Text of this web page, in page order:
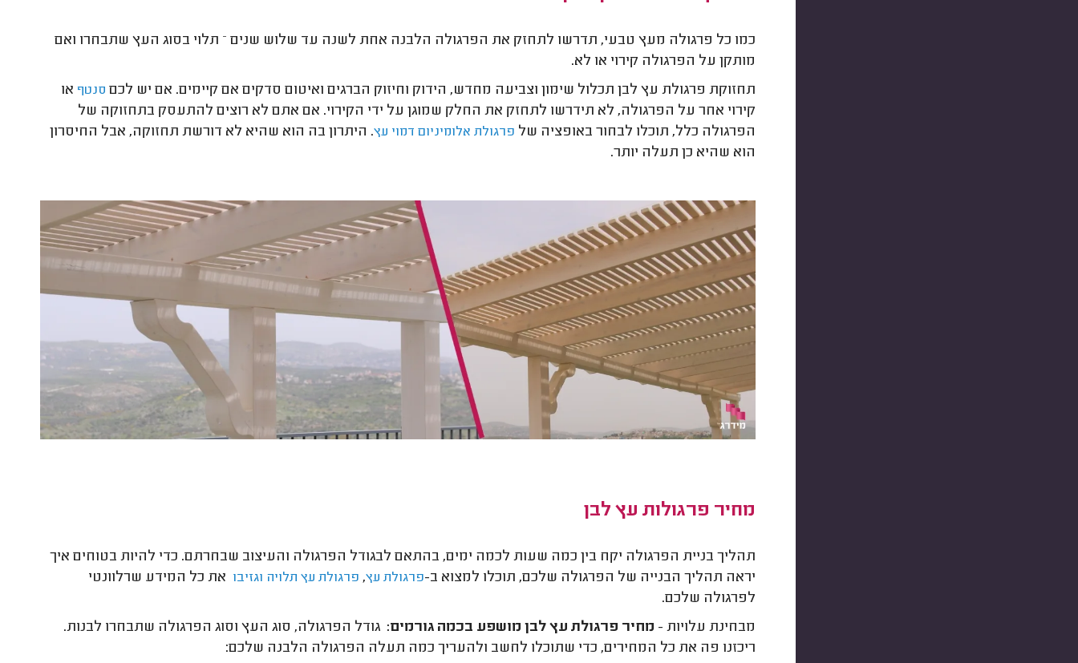
כמו כל פרגולה מעץ טבעי, תדרשו לתחזק את הפרגולה הלבנה אחת לשנה עד שלוש שנים – תלוי בסוג העץ שתבחרו ואם
מותקן על הפרגולה קירוי או לא.
תחזוקת פרגולת עץ לבן תכלול שימון וצביעה מחדש, הידוק וחיזוק הברגים ואיטום סדקים אם קיימים. אם יש לכם סנטףאו
קירוי אחר על הפרגולה, לא תידרשו לתחזק את החלק שמוגן על ידי הקירוי. אם אתם לא רוצים להתעסק בתחזוקה של
הפרגולה כלל, תוכלו לבחור באופציה של פרגולת אלומיניום דמוי עץ. היתרון בה הוא שהיא לא דורשת תחזוקה, אבל החיסרון
הוא שהיא כן תעלה יותר.
מחיר פרגולות עץ לבן
תהליך בניית הפרגולה יקח בין כמה שעות לכמה ימים, בהתאם לבגודל הפרגולה והעיצוב שבחרתם. כדי להיות בטוחים איך
יראה תהליך הבנייה של הפרגולה שלכם, תוכלו למצוא ב-פרגולת עץ, פרגולת עץ תלויה וגזיבו את כל המידע שרלוונטי
לפרגולה שלכם.
מבחינת עלויות - מחיר פרגולת עץ לבן מושפע בכמה גורמים: גודל הפרגולה, סוג העץ וסוג הפרגולה שתבחרו לבנות.
ריכזנו פה את כל המחירים, כדי שתוכלו לחשב ולהעריך כמה תעלה הפרגולה הלבנה שלכם: